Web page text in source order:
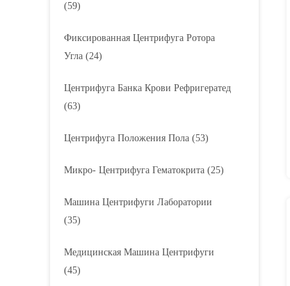
(59)
Фиксированная Центрифуга Ротора
Угла (24)
Центрифуга Банка Крови Рефригератед
(63)
Центрифуга Положения Пола (53)
Микро- Центрифуга Гематокрита (25)
Машина Центрифуги Лаборатории
(35)
Медицинская Машина Центрифуги
(45)